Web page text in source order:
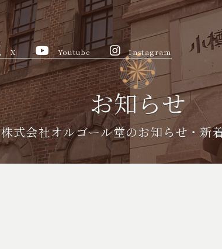
X Youtube Instagram
お知らせ
株式会社オルゴール堂のお知らせ・新